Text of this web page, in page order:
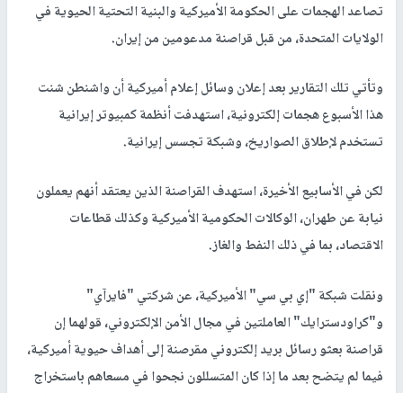
تصاعد الهجمات على الحكومة الأميركية والبنية التحتية الحيوية في
الولايات المتحدة، من قبل قراصنة مدعومين من إيران.
وتأتي تلك التقارير بعد إعلان وسائل إعلام أميركية أن واشنطن شنت
هذا الأسبوع هجمات إلكترونية، استهدفت أنظمة كمبيوتر إيرانية
تستخدم لإطلاق الصواريخ، وشبكة تجسس إيرانية.
لكن في الأسابيع الأخيرة، استهدف القراصنة الذين يعتقد أنهم يعملون
نيابة عن طهران، الوكالات الحكومية الأميركية وكذلك قطاعات
الاقتصاد، بما في ذلك النفط والغاز.
ونقلت شبكة "إي بي سي" الأميركية، عن شركتي "فايرآي"
و"كراودسترايك" العاملتين في مجال الأمن الإلكتروني، قولهما إن
قراصنة بعثو رسائل بريد إلكتروني مقرصنة إلى أهداف حيوية أميركية،
فيما لم يتضح بعد ما إذا كان المتسللون نجحوا في مسعاهم باستخراج